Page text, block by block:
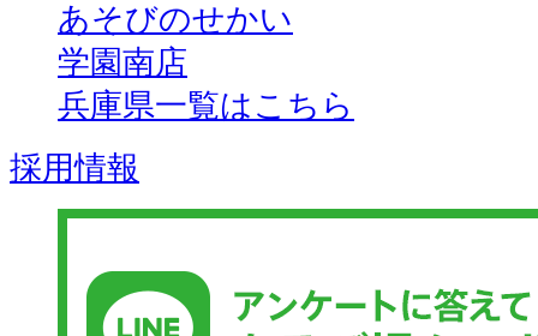
あそびのせかい
学園南店
兵庫県一覧はこちら
採用情報